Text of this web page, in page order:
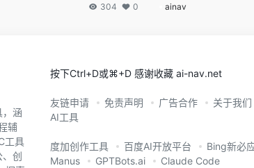
304 0 ainav
涵
辅
工具
、创
按下Ctrl+D或⌘+D 感谢收藏 ai-nav.net
友链申请 免责声明 广告合作
关于我们
AI工具
度加创作工具 百度AI开放平台
Bing新必
Manus
GPTBots.ai Claude Code